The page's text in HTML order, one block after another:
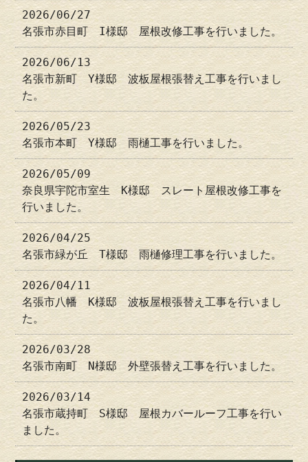
2026/06/27
名張市赤目町 I様邸 屋根改修工事を行いました。
2026/06/13
名張市新町 Y様邸 波板屋根張替え工事を行いまし
た。
2026/05/23
名張市本町 Y様邸 雨樋工事を行いました。
2026/05/09
奈良県宇陀市室生 K様邸 スレート屋根改修工事を
行いました。
2026/04/25
名張市緑が丘 T様邸 雨樋修理工事を行いました。
2026/04/11
名張市八幡 K様邸 波板屋根張替え工事を行いまし
た。
2026/03/28
名張市南町 N様邸 外壁張替え工事を行いました。
2026/03/14
名張市蔵持町 S様邸 屋根カバールーフ工事を行い
ました。